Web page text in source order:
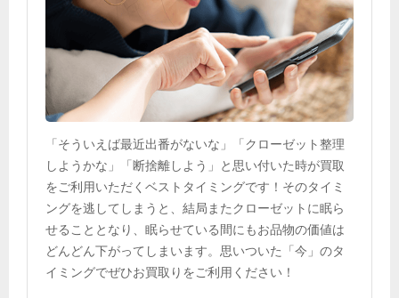
「そういえば最近出番がないな」「クローゼット整理
しようかな」「断捨離しよう」と思い付いた時が買取
をご利用いただくベストタイミングです！そのタイミ
ングを逃してしまうと、結局またクローゼットに眠ら
せることとなり、眠らせている間にもお品物の価値は
どんどん下がってしまいます。思いついた「今」のタ
イミングでぜひお買取りをご利用ください！